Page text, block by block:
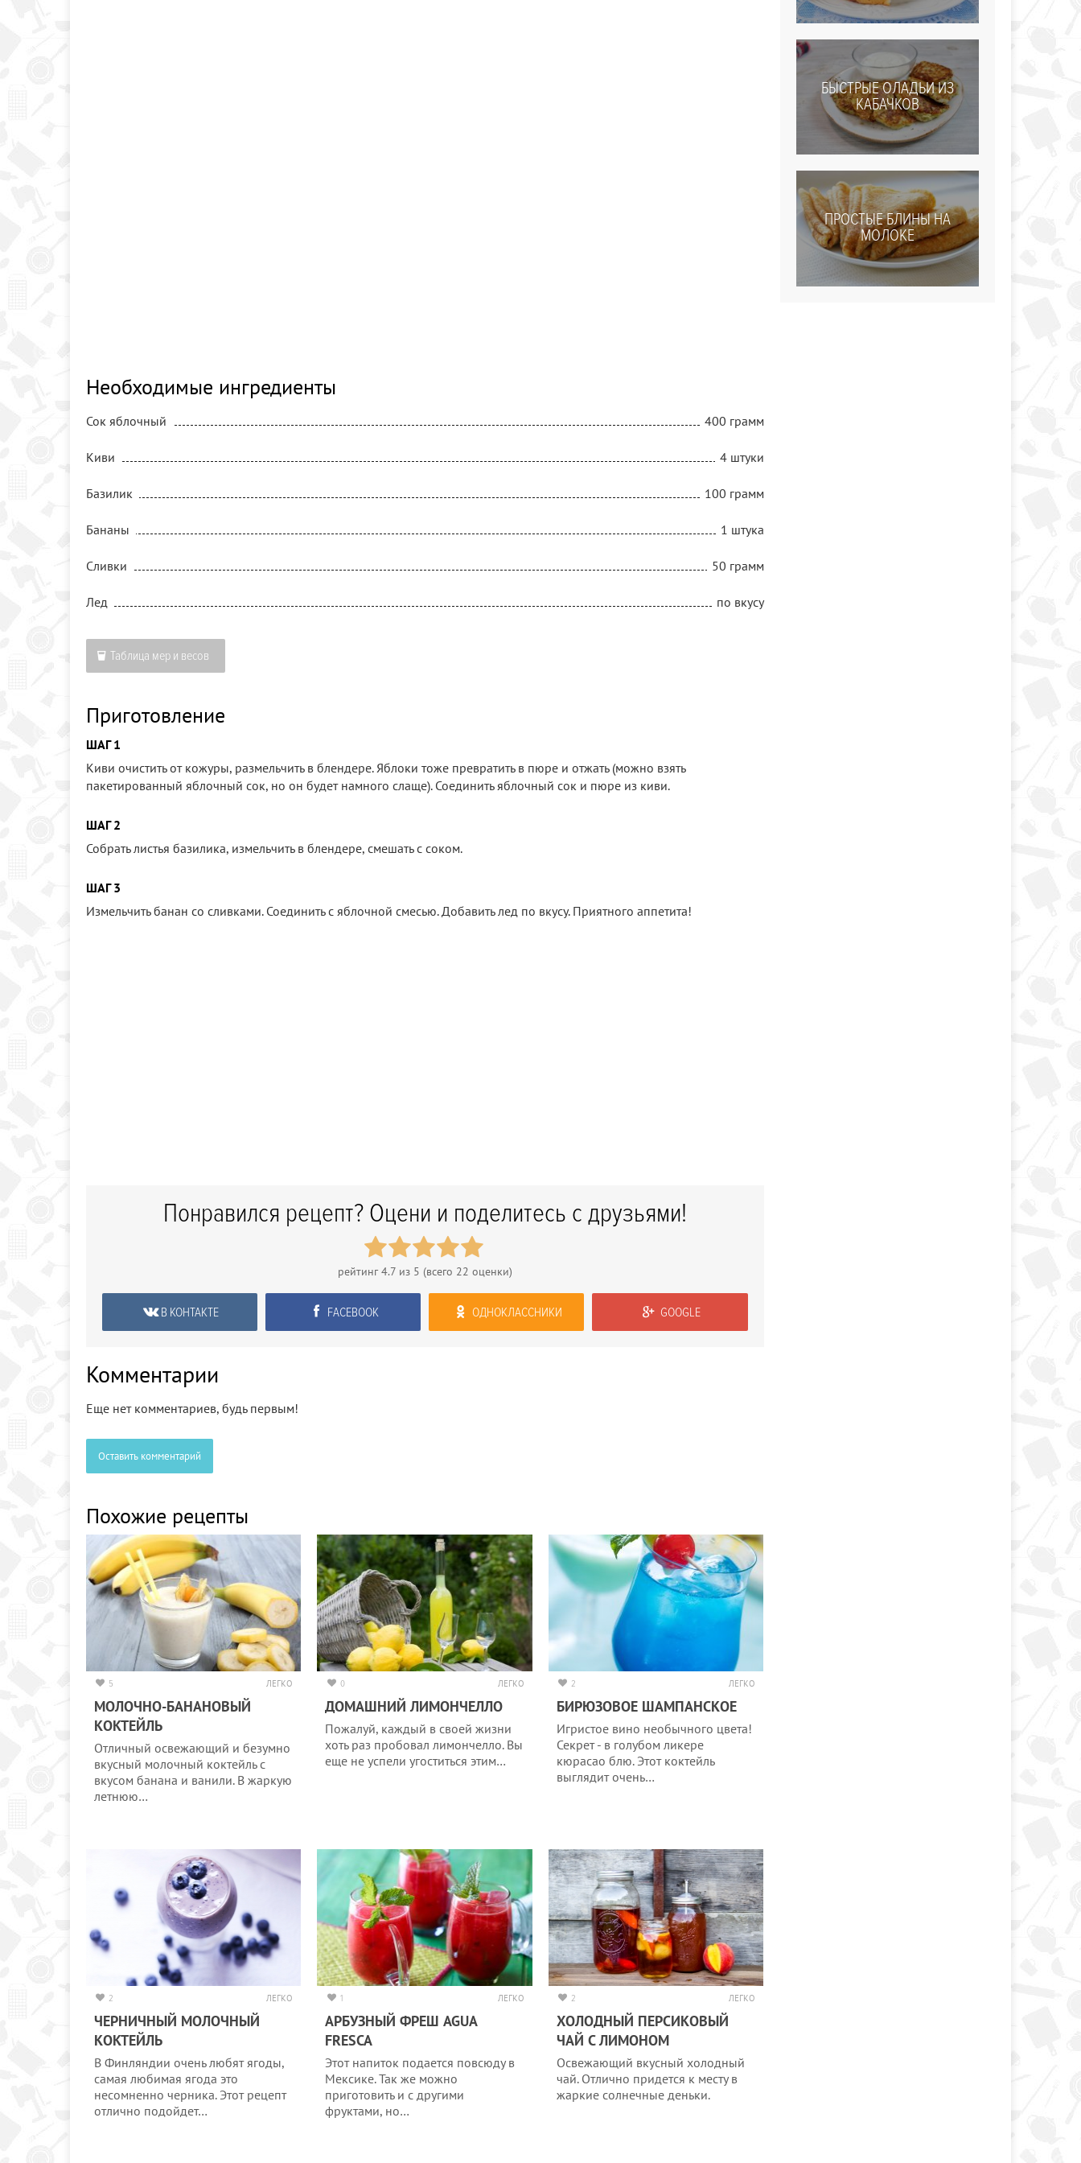
Необходимые ингредиенты
Сок яблочный 400 грамм
Киви 4 штуки
Базилик 100 грамм
Бананы 1 штука
Сливки 50 грамм
Лед по вкусу
Таблица мер и весов
Приготовление
ШАГ 1
Киви очистить от кожуры, размельчить в блендере. Яблоки тоже превратить в пюре и отжать (можно взять
пакетированный яблочный сок, но он будет намного слаще). Соединить яблочный сок и пюре из киви.
ШАГ 2
Собрать листья базилика, измельчить в блендере, смешать с соком.
ШАГ 3
Измельчить банан со сливками. Соединить с яблочной смесью. Добавить лед по вкусу. Приятного аппетита!
Понравился рецепт? Оцени и поделитесь с друзьями!
рейтинг4.7из 5 (всего 22 оценки)
В КОНТАКТЕ FACEBOOK ОДНОКЛАССНИКИ GOOGLE
Комментарии
Еще нет комментариев, будь первым!
Оставить комментарий
Похожие рецепты
5 ЛЕГКО
МОЛОЧНО-БАНАНОВЫЙ
КОКТЕЙЛЬ
Отличный освежающий и безумно
вкусный молочный коктейль с
вкусом банана и ванили. В жаркую
летнюю…
0 ЛЕГКО
ДОМАШНИЙ ЛИМОНЧЕЛЛО
Пожалуй, каждый в своей жизни
хоть раз пробовал лимончелло. Вы
еще не успели угоститься этим…
2 ЛЕГКО
БИРЮЗОВОЕ ШАМПАНСКОЕ
Игристое вино необычного цвета!
Секрет - в голубом ликере
кюрасао блю. Этот коктейль
выглядит очень…
2 ЛЕГКО
ЧЕРНИЧНЫЙ МОЛОЧНЫЙ
КОКТЕЙЛЬ
В Финляндии очень любят ягоды,
самая любимая ягода это
несомненно черника. Этот рецепт
отлично подойдет…
1 ЛЕГКО
АРБУЗНЫЙ ФРЕШ AGUA
FRESCA
Этот напиток подается повсюду в
Мексике. Так же можно
приготовить и с другими
фруктами, но…
2 ЛЕГКО
ХОЛОДНЫЙ ПЕРСИКОВЫЙ
ЧАЙ С ЛИМОНОМ
Освежающий вкусный холодный
чай. Отлично придется к месту в
жаркие солнечные деньки.
БЫСТРЫЕ ОЛАДЬИ ИЗ
КАБАЧКОВ
ПРОСТЫЕ БЛИНЫ НА
МОЛОКЕ